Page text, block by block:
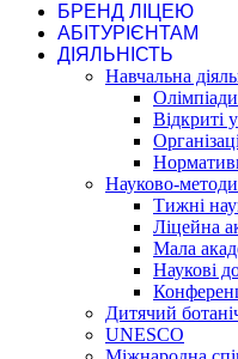
БРЕНД ЛІЦЕЮ
АБІТУРІЄНТАМ
ДІЯЛЬНІСТЬ
Навчальна
Відкриті
Науково-
Тижні
Ліцейна
Мала
Наукові
Дитячий
UNESCO